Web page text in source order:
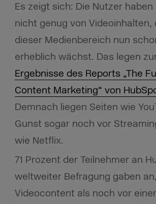
Es zeigt sich: Die Nutzer
nicht genug von Videoinhalten,
dieser Medienbereich nun
erheblich wächst. Das legen
Ergebnisse des Reports „The
Content Marketing“ von
Demnach liegen Seiten wie
Gunst sogar noch vor
wie Netflix.
71 Prozent der Teilnehmer an
weltweiter Befragung gaben
Videocontent als noch vor